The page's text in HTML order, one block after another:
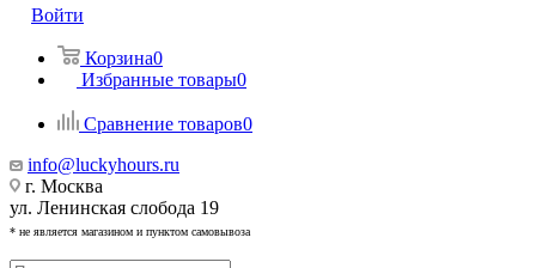
Войти
Корзина0
Избранные товары0
Сравнение товаров0
info@luckyhours.ru
г. Москва
ул. Ленинская слобода 19
* не является магазином и пунктом самовывоза